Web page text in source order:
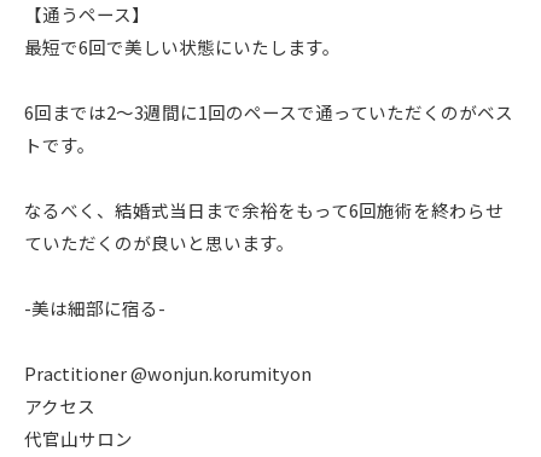
【通うペース】
最短で6回で美しい状態にいたします。
6回までは2～3週間に1回のペースで通っていただくのがベス
トです。
なるべく、結婚式当日まで余裕をもって6回施術を終わらせ
ていただくのが良いと思います。
-美は細部に宿る-
Practitioner @wonjun.korumityon
アクセス
代官山サロン